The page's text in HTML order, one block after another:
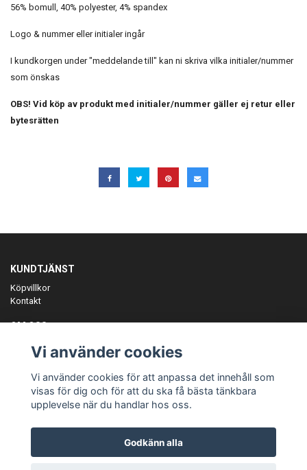
56% bomull, 40% polyester, 4% spandex
Logo & nummer eller initialer ingår
I kundkorgen under "meddelande till" kan ni skriva vilka initialer/nummer
som önskas
OBS! Vid köp av produkt med initialer/nummer gäller ej retur eller
bytesrätten
KUNDTJÄNST
Köpvillkor
Kontakt
OM OSS
ANMÄL DIG TILL VÅRT NYHETSBREV
Prenumerera
Vi använder cookies
Vi använder cookies för att anpassa det innehåll som
visas för dig och för att du ska få bästa tänkbara
upplevelse när du handlar hos oss.
Godkänn alla